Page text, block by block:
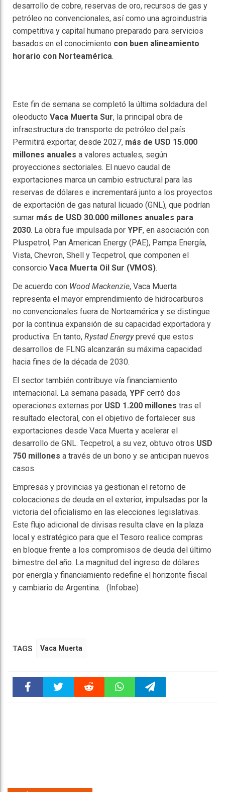
desarrollo de cobre, reservas de oro, recursos de gas y
petróleo no convencionales, así como una agroindustria
competitiva y capital humano preparado para servicios
basados en el conocimiento con buen alineamiento
horario con Norteamérica.
Este fin de semana se completó la última soldadura del
oleoducto Vaca Muerta Sur, la principal obra de
infraestructura de transporte de petróleo del país.
Permitirá exportar, desde 2027, más de USD 15.000
millones anuales a valores actuales, según
proyecciones sectoriales. El nuevo caudal de
exportaciones marca un cambio estructural para las
reservas de dólares e incrementará junto a los proyectos
de exportación de gas natural licuado (GNL), que podrían
sumar más de USD 30.000 millones anuales para
2030. La obra fue impulsada por YPF, en asociación con
Pluspetrol, Pan American Energy (PAE), Pampa Energía,
Vista, Chevron, Shell y Tecpetrol, que componen el
consorcio Vaca Muerta Oil Sur (VMOS).
De acuerdo con Wood Mackenzie, Vaca Muerta
representa el mayor emprendimiento de hidrocarburos
no convencionales fuera de Norteamérica y se distingue
por la continua expansión de su capacidad exportadora y
productiva. En tanto, Rystad Energyprevé que estos
desarrollos de FLNG alcanzarán su máxima capacidad
hacia fines de la década de 2030.
El sector también contribuye vía financiamiento
internacional. La semana pasada, YPF cerró dos
operaciones externas por USD 1.200 millones tras el
resultado electoral, con el objetivo de fortalecer sus
exportaciones desde Vaca Muerta y acelerar el
desarrollo de GNL. Tecpetrol, a su vez, obtuvo otros USD
750 millones a través de un bono y se anticipan nuevos
casos.
Empresas y provincias ya gestionan el retorno de
colocaciones de deuda en el exterior, impulsadas por la
victoria del oficialismo en las elecciones legislativas.
Este flujo adicional de divisas resulta clave en la plaza
local y estratégico para que el Tesoro realice compras
en bloque frente a los compromisos de deuda del último
bimestre del año. La magnitud del ingreso de dólares
por energía y financiamiento redefine el horizonte fiscal
y cambiario de Argentina. (Infobae)
TAGS Vaca Muerta